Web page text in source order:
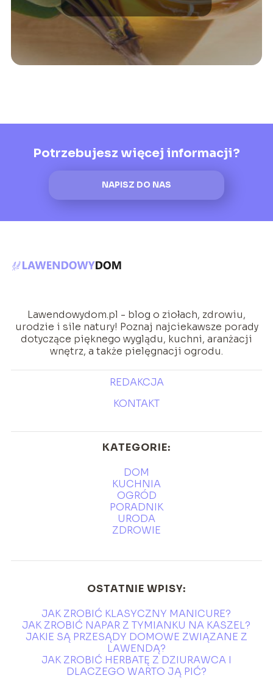
Potrzebujesz więcej informacji?
NAPISZ DO NAS
Lawendowydom.pl - blog o ziołach, zdrowiu,
urodzie i sile natury! Poznaj najciekawsze porady
dotyczące pięknego wyglądu, kuchni, aranżacji
wnętrz, a także pielęgnacji ogrodu.
REDAKCJA
KONTAKT
KATEGORIE:
DOM
KUCHNIA
OGRÓD
PORADNIK
URODA
ZDROWIE
OSTATNIE WPISY:
JAK ZROBIĆ KLASYCZNY MANICURE?
JAK ZROBIĆ NAPAR Z TYMIANKU NA KASZEL?
JAKIE SĄ PRZESĄDY DOMOWE ZWIĄZANE Z
LAWENDĄ?
JAK ZROBIĆ HERBATĘ Z DZIURAWCA I
DLACZEGO WARTO JĄ PIĆ?